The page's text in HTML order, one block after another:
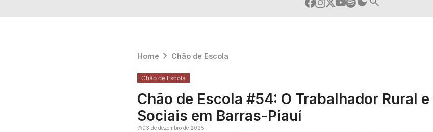
Home Chão de Escola
Chão de Escola
Chão de Escola #54: O Trabalhador Rural
Sociais em Barras-Piauí
03 de dezembro de 2025